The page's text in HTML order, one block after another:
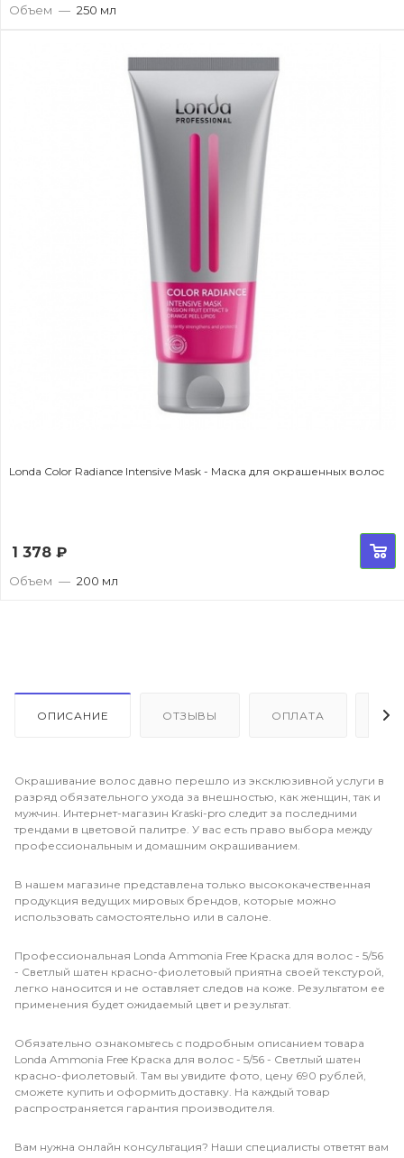
Объем — 250 мл
Londa Color Radiance Intensive Mask - Маска для окрашенных волоc
1 378 ₽
Объем — 200 мл
ОПИСАНИЕ ОТЗЫВЫ ОПЛАТА
Окрашивание волос давно перешло из эксклюзивной услуги в
разряд обязательного ухода за внешностью, как женщин, так и
мужчин. Интернет-магазин Kraski-pro следит за последними
трендами в цветовой палитре. У вас есть право выбора между
профессиональным и домашним окрашиванием.
В нашем магазине представлена только высококачественная
продукция ведущих мировых брендов, которые можно
использовать самостоятельно или в салоне.
Профессиональная Londa Ammonia Free Краска для волос - 5/56
- Светлый шатен красно-фиолетовый приятна своей текстурой,
легко наносится и не оставляет следов на коже. Результатом ее
применения будет ожидаемый цвет и результат.
Обязательно ознакомьтесь с подробным описанием товара
Londa Ammonia Free Краска для волос - 5/56 - Светлый шатен
красно-фиолетовый. Там вы увидите фото, цену 690 рублей,
сможете купить и оформить доставку. На каждый товар
распространяется гарантия производителя.
Вам нужна онлайн консультация? Наши специалисты ответят вам